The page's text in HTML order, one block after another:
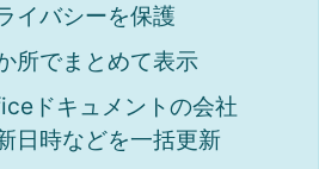
イバシーを保護
所でまとめて表示
ドキュメントの会社
日時などを一括更新